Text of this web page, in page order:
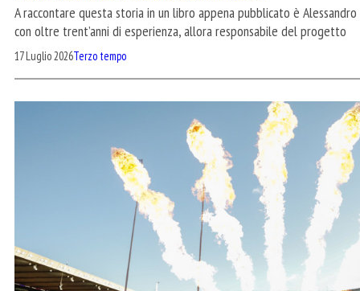
A raccontare questa storia in un libro appena pubblicato è
con oltre trent’anni di esperienza, allora responsabile del progetto
17 Luglio 2026Terzo tempo